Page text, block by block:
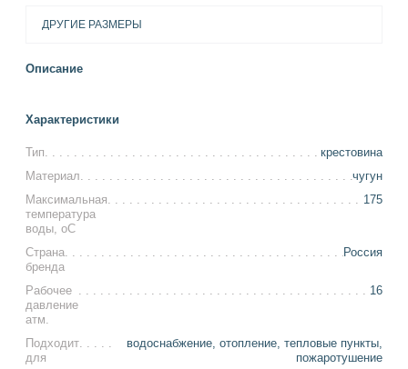
ДРУГИЕ РАЗМЕРЫ
Описание
Характеристики
Тип
крестовина
Материал
чугун
Максимальная
температура
воды, оС
175
Страна
бренда
Россия
Рабочее
давление
атм.
16
Подходит
для
водоснабжение, отопление, тепловые пункты,
пожаротушение